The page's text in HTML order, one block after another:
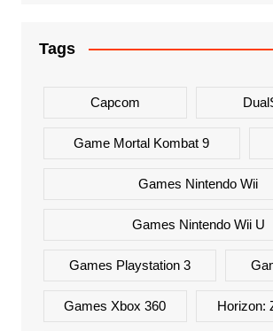
Tags
Capcom
Game Mortal Kombat 9
Games Nintendo Wii
Games Nintendo Wii U
Games Playstation 3
Games Xbox 360 Horizon: